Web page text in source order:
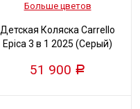
Больше цветов
Детская Коляска Carrello
Epica 3 в 1 2025 (Серый)
51 900 Р